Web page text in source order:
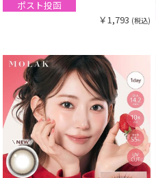
ポスト投函
￥1,793 (税込)